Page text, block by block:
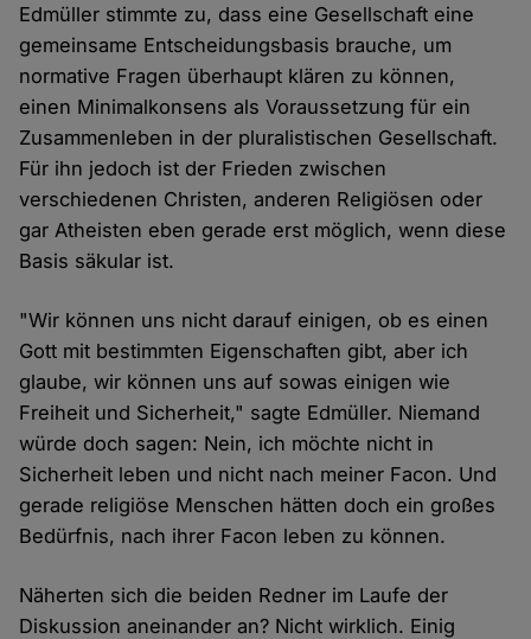
Edmüller stimmte zu, dass eine Gesellschaft eine
gemeinsame Entscheidungsbasis brauche, um
normative Fragen überhaupt klären zu können,
einen Minimalkonsens als Voraussetzung für ein
Zusammenleben in der pluralistischen Gesellschaft.
Für ihn jedoch ist der Frieden zwischen
verschiedenen Christen, anderen Religiösen oder
gar Atheisten eben gerade erst möglich, wenn diese
Basis säkular ist.
"Wir können uns nicht darauf einigen, ob es einen
Gott mit bestimmten Eigenschaften gibt, aber ich
glaube, wir können uns auf sowas einigen wie
Freiheit und Sicherheit," sagte Edmüller. Niemand
würde doch sagen: Nein, ich möchte nicht in
Sicherheit leben und nicht nach meiner Facon. Und
gerade religiöse Menschen hätten doch ein großes
Bedürfnis, nach ihrer Facon leben zu können.
Näherten sich die beiden Redner im Laufe der
Diskussion aneinander an? Nicht wirklich. Einig